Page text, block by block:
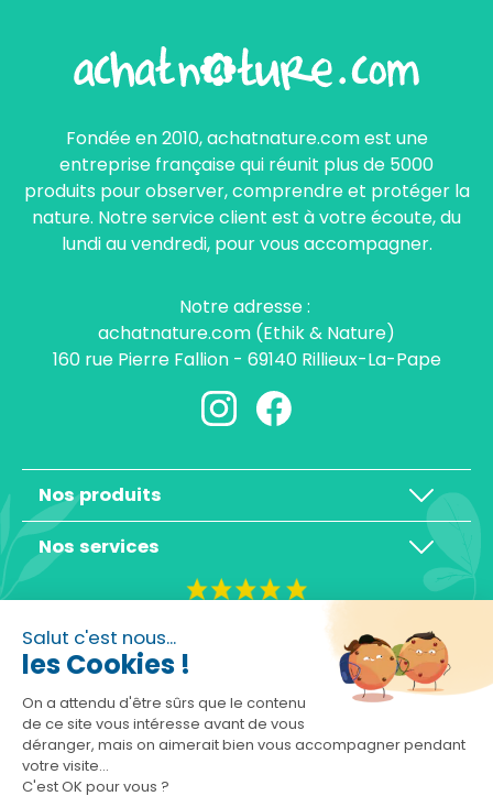
Salut c'est nous...
les Cookies !
On a attendu d'être sûrs que le contenu
de ce site vous intéresse avant de vous
déranger, mais on aimerait bien vous accompagner pendant
votre visite...
C'est OK pour vous ?
Fondée en 2010, achatnature.com est une
entreprise française qui réunit plus de 5000
produits pour observer, comprendre et protéger la
nature. Notre service client est à votre écoute, du
lundi au vendredi, pour vous accompagner.
Notre adresse :
achatnature.com (Ethik & Nature)
160 rue Pierre Fallion - 69140 Rillieux-La-Pape
Nos produits
Nos services